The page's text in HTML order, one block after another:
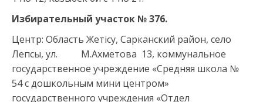
Избирательный участок № 376.
Центр: Область Жетісу, Сарканский район, село
Лепсы, ул. М.Ахметова 13, коммунальное
государственное учреждение «Средняя школа №
54 с дошкольным мини центром»
государственного учреждения «Отдел